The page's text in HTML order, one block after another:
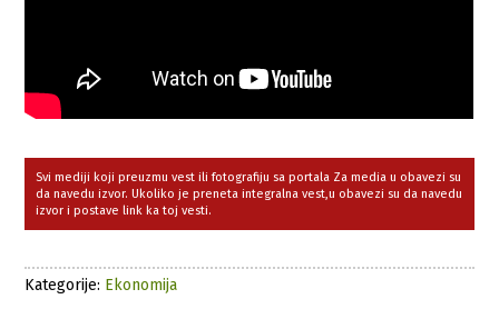
Svi mediji koji preuzmu vest ili fotografiju sa portala Za media u obavezi su
da navedu izvor. Ukoliko je preneta integralna vest,u obavezi su da navedu
izvor i postave link ka toj vesti.
Kategorije: Ekonomija